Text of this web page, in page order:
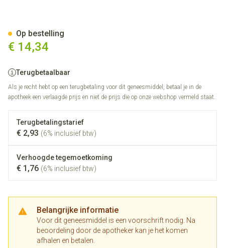
€ 14,34
Terugbetaalbaar
Als je recht hebt op een terugbetaling voor dit geneesmiddel, betaal je in de
apotheek een verlaagde prijs en niet de prijs die op onze webshop vermeld staat.
Terugbetalingstarief
€ 2,93 (6% inclusief btw)
Verhoogde tegemoetkoming
€ 1,76 (6% inclusief btw)
Belangrijke informatie
Voor dit geneesmiddel is een voorschrift nodig. Na
beoordeling door de apotheker kan je het komen
afhalen en betalen.
Op bestelling